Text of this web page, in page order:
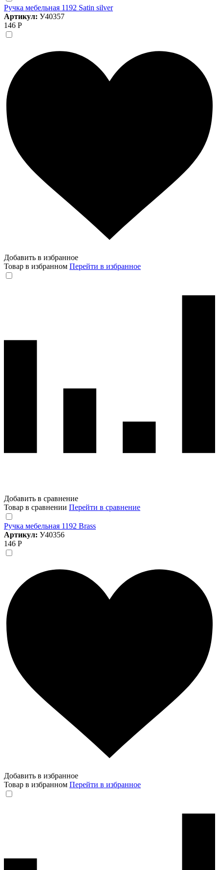
Ручка мебельная 1192 Satin silver
Артикул: У40357
146 Р
Добавить в избранное
Товар в избранном Перейти в избранное
Добавить в сравнение
Товар в сравнении Перейти в сравнение
Ручка мебельная 1192 Brass
Артикул: У40356
146 Р
Добавить в избранное
Товар в избранном Перейти в избранное